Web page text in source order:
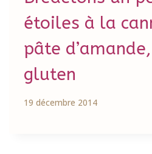
étoiles à la
pâte
gluten
19 décembre 2014